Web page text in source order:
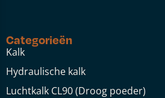
Categorieën
Kalk
Hydraulische kalk
Luchtkalk CL90 (Droog poeder)